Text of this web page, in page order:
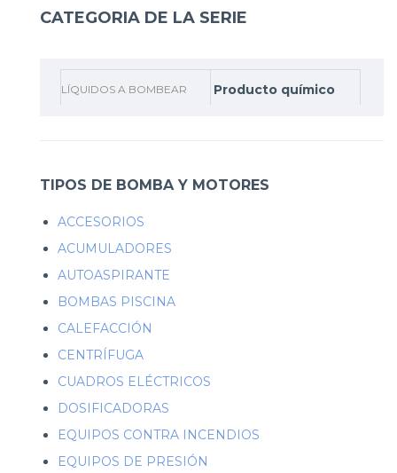
CATEGORIA DE LA SERIE
LÍQUIDOS A BOMBEAR Producto químico
TIPOS DE BOMBA Y MOTORES
ACCESORIOS
ACUMULADORES
AUTOASPIRANTE
BOMBAS PISCINA
CALEFACCIÓN
CENTRÍFUGA
CUADROS ELÉCTRICOS
DOSIFICADORAS
EQUIPOS CONTRA INCENDIOS
EQUIPOS DE PRESIÓN